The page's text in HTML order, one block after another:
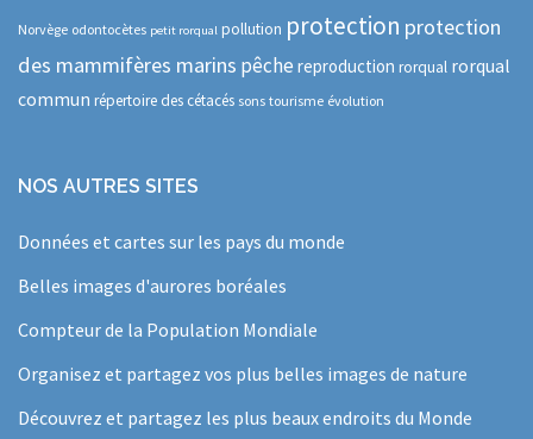
Norvège odontocètes petit rorqual pollution protection protection
des mammifères marins pêche reproduction rorqual rorqual
commun répertoire des cétacés sons tourisme évolution
NOS AUTRES SITES
Données et cartes sur les pays du monde
Belles images d'aurores boréales
Compteur de la Population Mondiale
Organisez et partagez vos plus belles images de nature
Découvrez et partagez les plus beaux endroits du Monde